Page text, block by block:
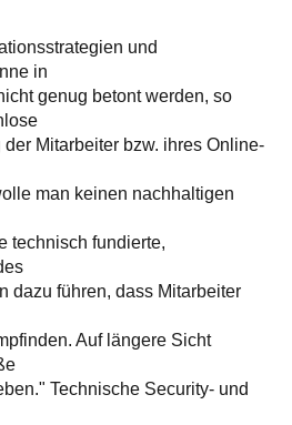
und
in
genug betont werden, so
Mitarbeiter bzw. ihres Online-
man keinen nachhaltigen
technisch fundierte,
dazu führen, dass Mitarbeiter
Auf längere Sicht
Technische Security- und